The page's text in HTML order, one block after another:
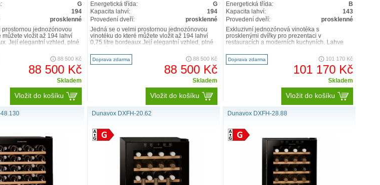
G
194
prosklenné
prostornou jednozónovou
můžete vložit až 194 lahví
Její elegantní vzhled, plné
88 500 Kč
88 500 Kč
Skladem
Vložit do košíku
Energetická třída:
G
Kapacita lahví:
194
Provedení dveří:
prosklenné
Jedná se o velmi prostornou jednozónovou
vinotéku do které můžete vložit až 194 lahví
0,75 litre bordeaux.Její elegantní vzhled, plné
Doprava zdarma 88 500 Kč
88 500 Kč
Skladem
Vložit do košíku
Energetická třída:
B
Kapacita lahví:
143
Provedení dveří:
prosklenné
Exkluzivní jednozónová vinotéka s
prosklenými dvířky pro prezentaci v
restauracích a moderních kuchyních. Lahve
Doprava zdarma 101 170 Kč
101 170 Kč
Skladem
Vložit do košíku
Dunavox DXFH-20.62 Dunavox DXFH-28.88